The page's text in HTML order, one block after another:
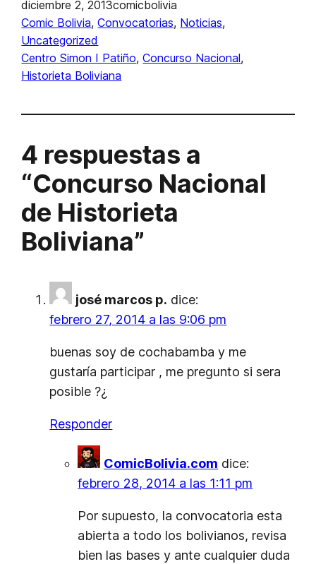
diciembre 2, 2013comicbolivia
Comic Bolivia, Convocatorias, Noticias
Uncategorized
Centro Simon I Patiño, Concurso Nacional
Historieta Boliviana
4 respuestas a
“Concurso Nacional
de Historieta
Boliviana”
josé marcos p. dice:
febrero 27, 2014 a las 9:06 pm
buenas soy de cochabamba y me
gustaría participar , me pregunto si sera
posible ?¿
Responder
ComicBolivia.com dice:
febrero 28, 2014 a las 1:11 pm
Por supuesto, la convocatoria esta
abierta a todo los bolivianos, revisa
bien las bases y ante cualquier duda